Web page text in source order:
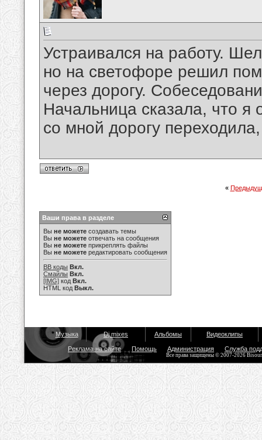
Устраивался на работу.
но на светофоре решил
через дорогу.
Начальница сказала, что
со мной дорогу
«
Ваши права в разделе
Вы не можете создавать темы
Вы не можете отвечать на сообщения
Вы не можете прикреплять файлы
Вы не можете редактировать сообщения
BB коды Вкл.
Смайлы Вкл.
[IMG] код Вкл.
HTML код Выкл.
Музыка Dj mixes Альбомы Видеоклипы
Реклама на сайте Помощь Администрация Служба
Все права защищены © 2007-2026